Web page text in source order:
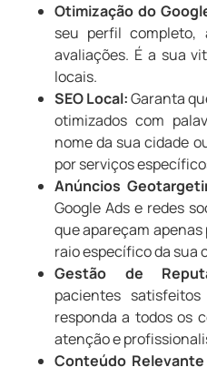
Otimização do
seu perfil completo,
avaliações. É a sua
locais.
SEO Local:Garanta
otimizados com
nome da sua cidade
por serviços
Anúncios
Google Ads e redes
que apareçam
raio específico da sua
Gestão de
pacientes
responda a todos os
atenção e
Conteúdo